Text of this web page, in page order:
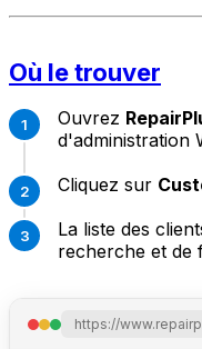
Où le trouver
Ouvrez
d'administration
Cliquez sur
La liste des
recherche et de